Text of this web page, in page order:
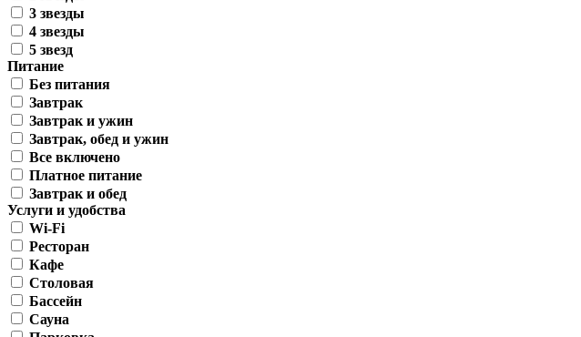
3 звезды
4 звезды
5 звезд
Питание
Без питания
Завтрак
Завтрак и ужин
Завтрак, обед и ужин
Все включено
Платное питание
Завтрак и обед
Услуги и удобства
Wi-Fi
Ресторан
Кафе
Столовая
Бассейн
Сауна